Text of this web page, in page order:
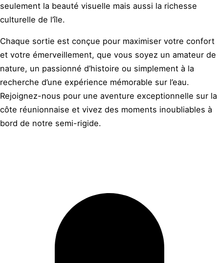
seulement la beauté visuelle mais aussi la richesse
culturelle de l’île.
Chaque sortie est conçue pour maximiser votre confort
et votre émerveillement, que vous soyez un amateur de
nature, un passionné d’histoire ou simplement à la
recherche d’une expérience mémorable sur l’eau.
Rejoignez-nous pour une aventure exceptionnelle sur la
côte réunionnaise et vivez des moments inoubliables à
bord de notre semi-rigide.